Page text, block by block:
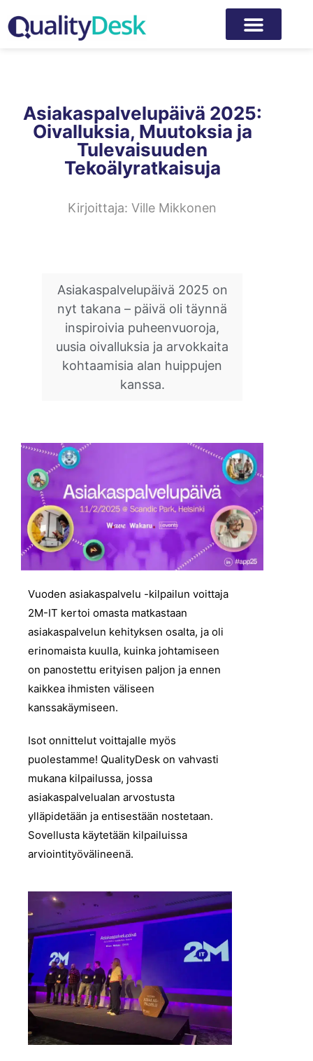
Asiakaspalvelupäivä 2025:
Oivalluksia, Muutoksia ja
Tulevaisuuden
Tekoälyratkaisuja
Kirjoittaja: Ville Mikkonen
Asiakaspalvelupäivä 2025 on
nyt takana – päivä oli täynnä
inspiroivia puheenvuoroja,
uusia oivalluksia ja arvokkaita
kohtaamisia alan huippujen
kanssa.
Vuoden asiakaspalvelu -kilpailun voittaja
2M-IT kertoi omasta matkastaan
asiakaspalvelun kehityksen osalta, ja oli
erinomaista kuulla, kuinka johtamiseen
on panostettu erityisen paljon ja ennen
kaikkea ihmisten väliseen
kanssakäymiseen.
Isot onnittelut voittajalle myös
puolestamme! QualityDesk on vahvasti
mukana kilpailussa, jossa
asiakaspalvelualan arvostusta
ylläpidetään ja entisestään nostetaan.
Sovellusta käytetään kilpailuissa
arviointityövälineenä.